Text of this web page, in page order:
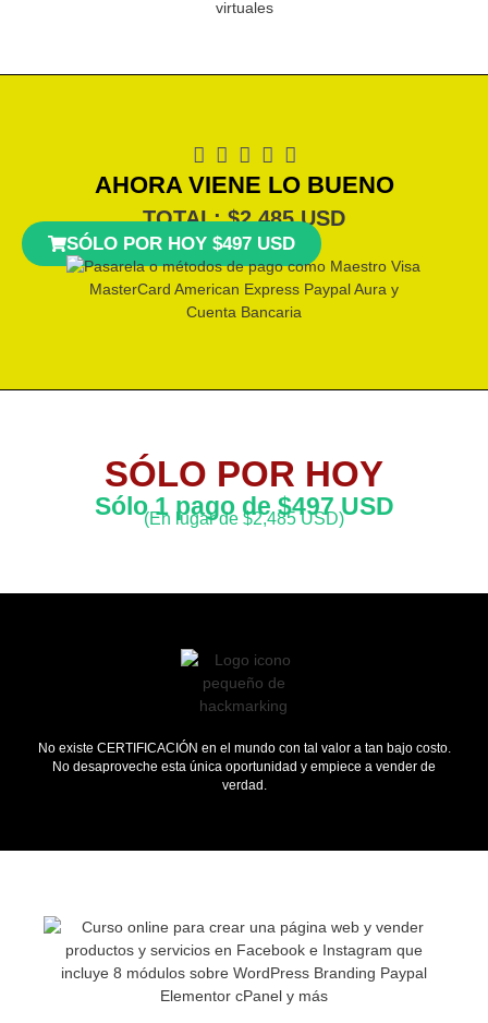
AHORA VIENE LO BUENO
TOTAL: $2,485 USD
SÓLO POR HOY $497 USD
SÓLO POR HOY
Sólo 1 pago de $497 USD
(En lugar de $2,485 USD)
No existe CERTIFICACIÓN en el mundo con tal valor a tan bajo costo.
No desaproveche esta única oportunidad y empiece a vender de
verdad.